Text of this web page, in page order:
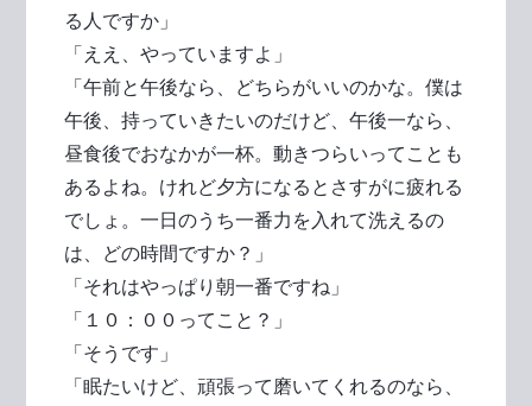
る人ですか」
「ええ、やっていますよ」
「午前と午後なら、どちらがいいのかな。僕は
午後、持っていきたいのだけど、午後一なら、
昼食後でおなかが一杯。動きつらいってことも
あるよね。けれど夕方になるとさすがに疲れる
でしょ。一日のうち一番力を入れて洗えるの
は、どの時間ですか？」
「それはやっぱり朝一番ですね」
「１０：００ってこと？」
「そうです」
「眠たいけど、頑張って磨いてくれるのなら、